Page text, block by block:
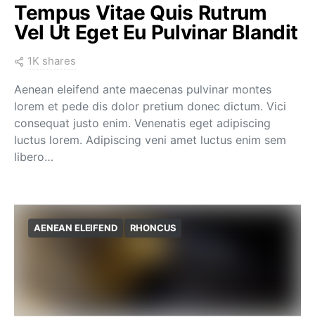
Tempus Vitae Quis Rutrum
Vel Ut Eget Eu Pulvinar Blandit
1K shares
Aenean eleifend ante maecenas pulvinar montes
lorem et pede dis dolor pretium donec dictum. Vici
consequat justo enim. Venenatis eget adipiscing
luctus lorem. Adipiscing veni amet luctus enim sem
libero…
AENEAN ELEIFEND RHONCUS